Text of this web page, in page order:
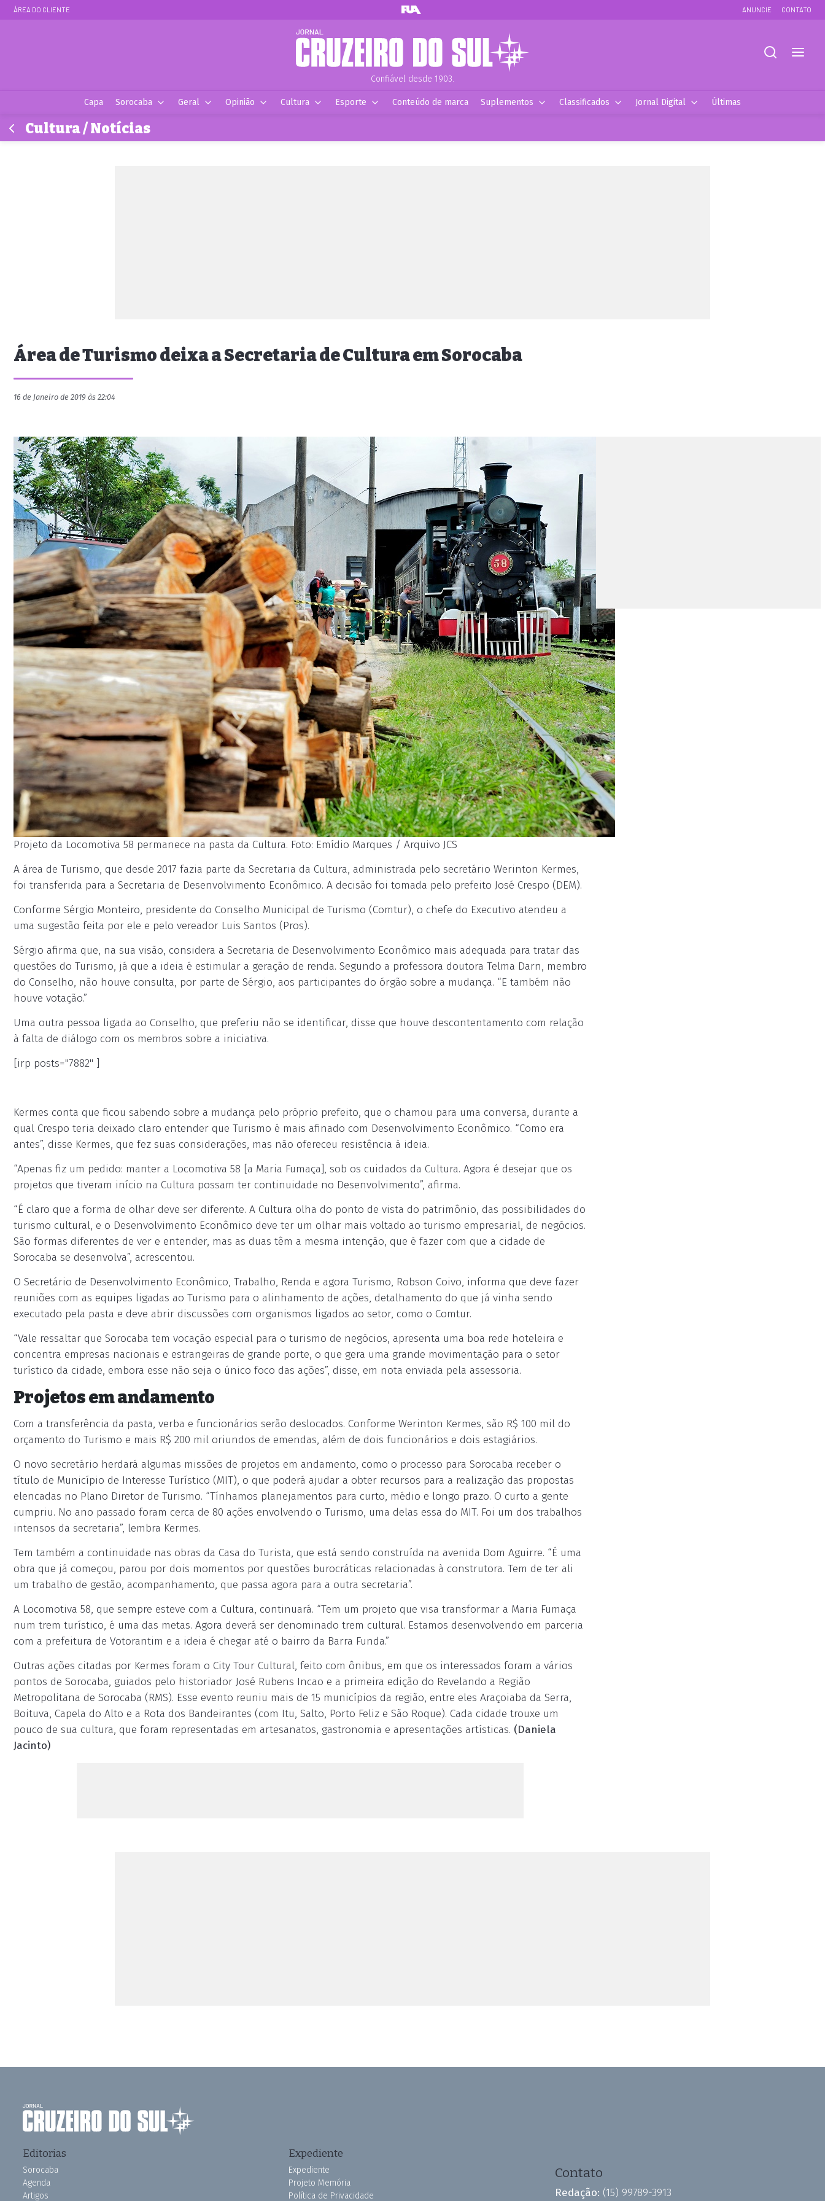
ÁREA DO CLIENTE ANUNCIE CONTATO
Confiável desde 1903.
Capa Sorocaba Geral Opinião Cultura Esporte Conteúdo de marca Suplementos Classificados Jornal Digital Últimas
Cultura / Notícias
Área de Turismo deixa a Secretaria de Cultura em Sorocaba
16 de Janeiro de 2019 às 22:04
Projeto da Locomotiva 58 permanece na pasta da Cultura. Foto: Emídio Marques / Arquivo JCS
A área de Turismo, que desde 2017 fazia parte da Secretaria da Cultura, administrada pelo secretário Werinton Kermes,
foi transferida para a Secretaria de Desenvolvimento Econômico. A decisão foi tomada pelo prefeito José Crespo (DEM).
Conforme Sérgio Monteiro, presidente do Conselho Municipal de Turismo (Comtur), o chefe do Executivo atendeu a
uma sugestão feita por ele e pelo vereador Luis Santos (Pros).
Sérgio afirma que, na sua visão, considera a Secretaria de Desenvolvimento Econômico mais adequada para tratar das
questões do Turismo, já que a ideia é estimular a geração de renda. Segundo a professora doutora Telma Darn, membro
do Conselho, não houve consulta, por parte de Sérgio, aos participantes do órgão sobre a mudança. “E também não
houve votação.”
Uma outra pessoa ligada ao Conselho, que preferiu não se identificar, disse que houve descontentamento com relação
à falta de diálogo com os membros sobre a iniciativa.
[irp posts="7882" ]
Kermes conta que ficou sabendo sobre a mudança pelo próprio prefeito, que o chamou para uma conversa, durante a
qual Crespo teria deixado claro entender que Turismo é mais afinado com Desenvolvimento Econômico. “Como era
antes”, disse Kermes, que fez suas considerações, mas não ofereceu resistência à ideia.
“Apenas fiz um pedido: manter a Locomotiva 58 [a Maria Fumaça], sob os cuidados da Cultura. Agora é desejar que os
projetos que tiveram início na Cultura possam ter continuidade no Desenvolvimento”, afirma.
“É claro que a forma de olhar deve ser diferente. A Cultura olha do ponto de vista do patrimônio, das possibilidades do
turismo cultural, e o Desenvolvimento Econômico deve ter um olhar mais voltado ao turismo empresarial, de negócios.
São formas diferentes de ver e entender, mas as duas têm a mesma intenção, que é fazer com que a cidade de
Sorocaba se desenvolva”, acrescentou.
O Secretário de Desenvolvimento Econômico, Trabalho, Renda e agora Turismo, Robson Coivo, informa que deve fazer
reuniões com as equipes ligadas ao Turismo para o alinhamento de ações, detalhamento do que já vinha sendo
executado pela pasta e deve abrir discussões com organismos ligados ao setor, como o Comtur.
“Vale ressaltar que Sorocaba tem vocação especial para o turismo de negócios, apresenta uma boa rede hoteleira e
concentra empresas nacionais e estrangeiras de grande porte, o que gera uma grande movimentação para o setor
turístico da cidade, embora esse não seja o único foco das ações”, disse, em nota enviada pela assessoria.
Projetos em andamento
Com a transferência da pasta, verba e funcionários serão deslocados. Conforme Werinton Kermes, são R$ 100 mil do
orçamento do Turismo e mais R$ 200 mil oriundos de emendas, além de dois funcionários e dois estagiários.
O novo secretário herdará algumas missões de projetos em andamento, como o processo para Sorocaba receber o
título de Município de Interesse Turístico (MIT), o que poderá ajudar a obter recursos para a realização das propostas
elencadas no Plano Diretor de Turismo. “Tínhamos planejamentos para curto, médio e longo prazo. O curto a gente
cumpriu. No ano passado foram cerca de 80 ações envolvendo o Turismo, uma delas essa do MIT. Foi um dos trabalhos
intensos da secretaria”, lembra Kermes.
Tem também a continuidade nas obras da Casa do Turista, que está sendo construída na avenida Dom Aguirre. “É uma
obra que já começou, parou por dois momentos por questões burocráticas relacionadas à construtora. Tem de ter ali
um trabalho de gestão, acompanhamento, que passa agora para a outra secretaria”.
A Locomotiva 58, que sempre esteve com a Cultura, continuará. “Tem um projeto que visa transformar a Maria Fumaça
num trem turístico, é uma das metas. Agora deverá ser denominado trem cultural. Estamos desenvolvendo em parceria
com a prefeitura de Votorantim e a ideia é chegar até o bairro da Barra Funda.”
Outras ações citadas por Kermes foram o City Tour Cultural, feito com ônibus, em que os interessados foram a vários
pontos de Sorocaba, guiados pelo historiador José Rubens Incao e a primeira edição do Revelando a Região
Metropolitana de Sorocaba (RMS). Esse evento reuniu mais de 15 municípios da região, entre eles Araçoiaba da Serra,
Boituva, Capela do Alto e a Rota dos Bandeirantes (com Itu, Salto, Porto Feliz e São Roque). Cada cidade trouxe um
pouco de sua cultura, que foram representadas em artesanatos, gastronomia e apresentações artísticas. (Daniela
Jacinto)
Editorias
Sorocaba
Agenda
Artigos
Expediente
Expediente
Projeto Memória
Política de Privacidade
Contato
Redação: (15) 99789-3913